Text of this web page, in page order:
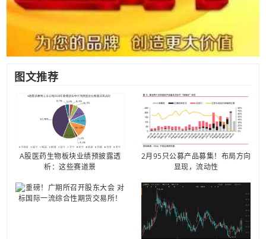
图文推荐
A股医药生物板块业绩预披露透
析：这些赛道景
2月95只公募产品募集！布局方向
显现，流动性